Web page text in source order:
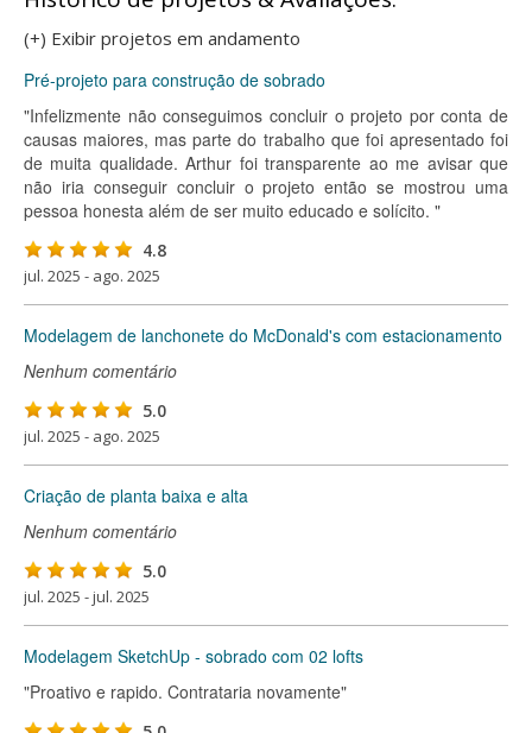
(+) Exibir projetos em andamento
Pré-projeto para construção de sobrado
"Infelizmente não conseguimos concluir o projeto por conta de
causas maiores, mas parte do trabalho que foi apresentado foi
de muita qualidade. Arthur foi transparente ao me avisar que
não iria conseguir concluir o projeto então se mostrou uma
pessoa honesta além de ser muito educado e solícito. "
4.8
jul. 2025 - ago. 2025
Modelagem de lanchonete do McDonald's com estacionamento
Nenhum comentário
5.0
jul. 2025 - ago. 2025
Criação de planta baixa e alta
Nenhum comentário
5.0
jul. 2025 - jul. 2025
Modelagem SketchUp - sobrado com 02 lofts
"Proativo e rapido. Contrataria novamente"